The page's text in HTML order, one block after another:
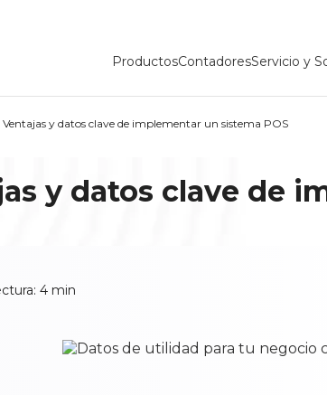
ProductosContadoresServicio y
Ventajas y datos clave de implementar un sistema POS
y datos clave de
4 min